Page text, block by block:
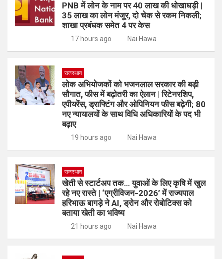
PNB में लोन के नाम पर 40 लाख की धोखाधड़ी |
35 लाख का लोन मंजूर, दो चेक से रकम निकली;
शाखा प्रबंधक समेत 4 पर केस
17 hours ago Nai Hawa
राजस्थान
लोक अभियोजकों को भजनलाल सरकार की बड़ी
सौगात, फीस में बढ़ोतरी का ऐलान | रिटेनरशिप,
एपीयरेंस, ड्राफ्टिंग और ओपिनियन फीस बढ़ेगी; 80
नए न्यायालयों के साथ विधि अधिकारियों के पद भी
बढ़ाए
19 hours ago Nai Hawa
राजस्थान
खेती से स्टार्टअप तक… युवाओं के लिए कृषि में खुल
रहे नए रास्ते | ‘एग्रीविजन-2026’ में राज्यपाल
हरिभाऊ बागड़े ने AI, ड्रोन और रोबोटिक्स को
बताया खेती का भविष्य
21 hours ago Nai Hawa